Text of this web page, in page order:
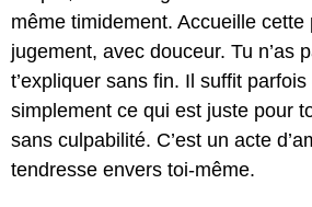
même timidement. Accueille cette
jugement, avec douceur. Tu n’as
t’expliquer sans fin. Il suffit parfois
simplement ce qui est juste pour
sans culpabilité. C’est un acte
tendresse envers toi-même.